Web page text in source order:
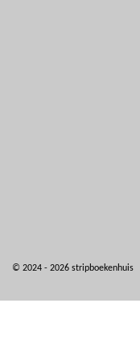
© 2024 - 2026 stripboekenhuis